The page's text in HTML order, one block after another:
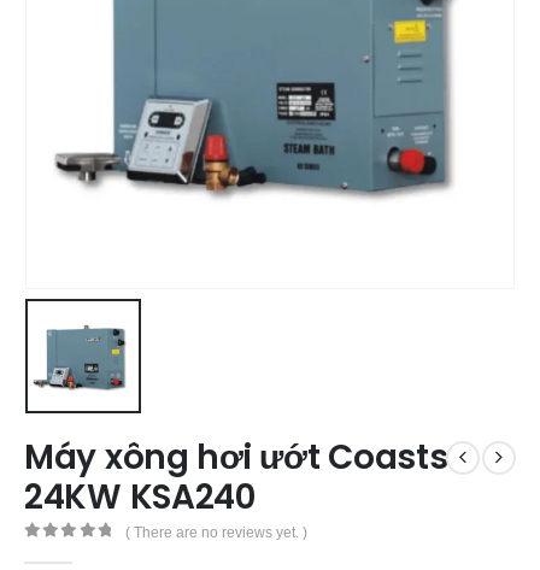
Máy xông hơi ướt Coasts
24KW KSA240
( There are no reviews yet. )